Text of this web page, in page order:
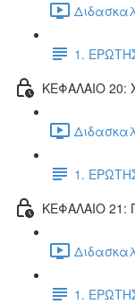
1.
ΚΕΦΑΛΑΙΟ
1.
ΚΕΦΑΛΑΙΟ 21:
1.